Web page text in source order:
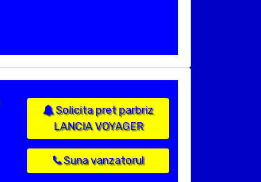
Solicita pret parbriz
LANCIA VOYAGER
Suna vanzatorul